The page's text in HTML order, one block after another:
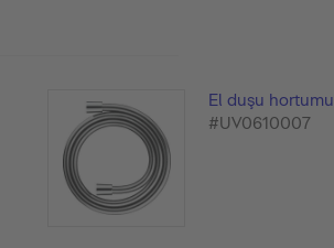
El duşu hortumu
#UV0610007